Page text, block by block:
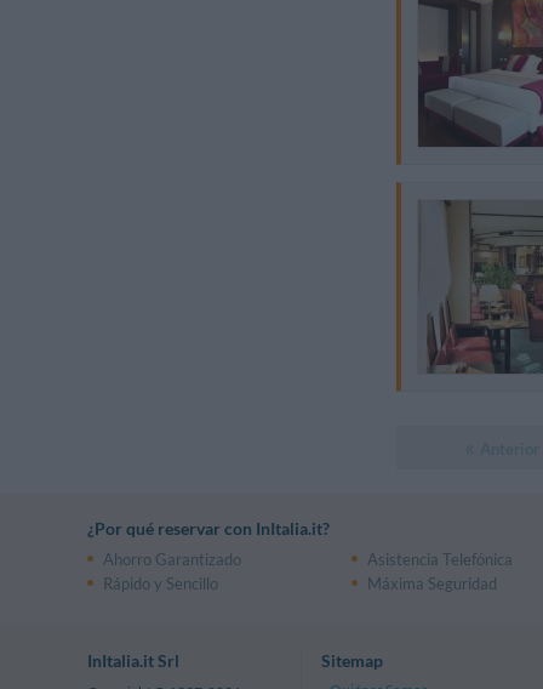
¿Por qué reservar con InItalia.it?
Ahorro Garantizado Asistencia Telefónica
Rápido y Sencillo
Máxima Seguridad
InItalia.it Srl Sitemap